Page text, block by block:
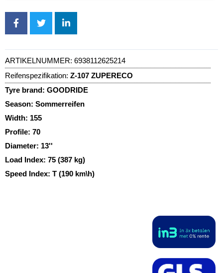
ARTIKELNUMMER: 6938112625214
Reifenspezifikation: Z-107 ZUPERECO
Tyre brand: GOODRIDE
Season: Sommerreifen
Width: 155
Profile: 70
Diameter: 13''
Load Index: 75 (387 kg)
Speed Index: T (190 km\h)